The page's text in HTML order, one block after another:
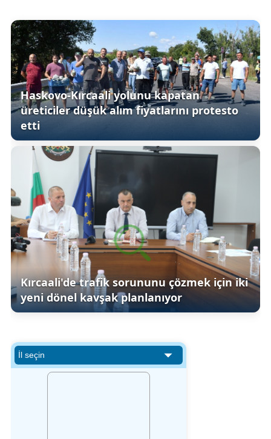
Haskovo-Kırcaali yolunu kapatan
üreticiler düşük alım fiyatlarını protesto
etti
Kırcaali'de trafik sorununu çözmek için iki
yeni dönel kavşak planlanıyor